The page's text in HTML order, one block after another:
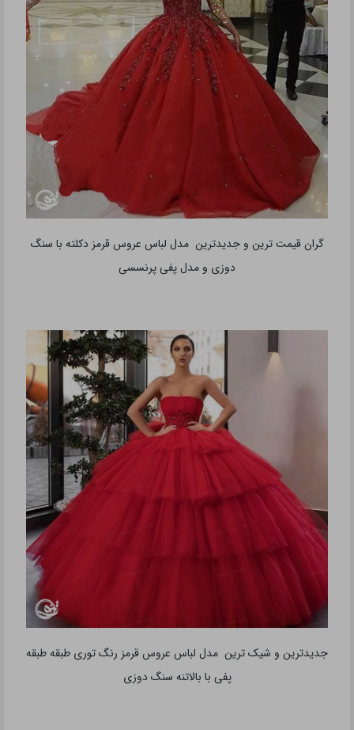
گران قیمت ترین و جدیدترین مدل لباس عروس قرمز دکلته با سنگ
دوزی و مدل پفی پرنسسی
جدیدترین و شیک ترین مدل لباس عروس قرمز رنگ توری طبقه طبقه
پفی با بالاتنه سنگ دوزی